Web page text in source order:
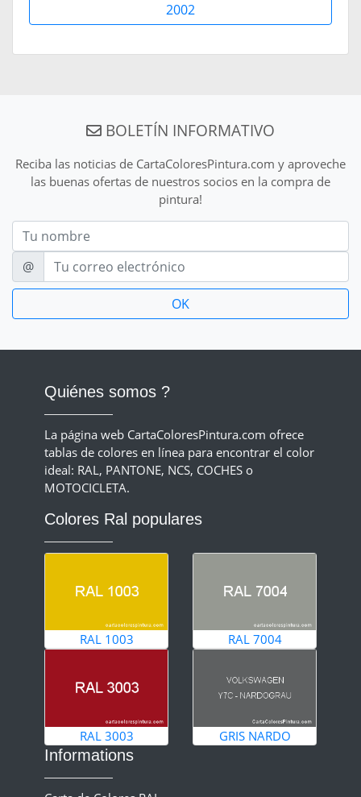
2002
BOLETÍN INFORMATIVO
Reciba las noticias de CartaColoresPintura.com y aproveche
las buenas ofertas de nuestros socios en la compra de
pintura!
Nom
E-mail
@
Quiénes somos ?
La página web CartaColoresPintura.com ofrece
tablas de colores en línea para encontrar el color
ideal: RAL, PANTONE, NCS, COCHES o
MOTOCICLETA.
Colores Ral populares
RAL 1003 RAL 7004
RAL 3003 GRIS NARDO
Informations